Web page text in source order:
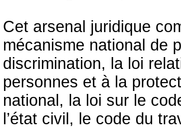
Cet arsenal juridique
mécanisme national de
discrimination, la loi
personnes et à la
national, la loi sur le
l’état civil, le code du